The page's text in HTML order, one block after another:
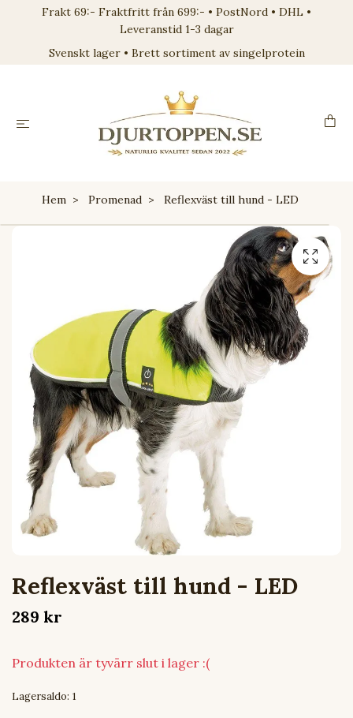
Frakt 69:- Fraktfritt från 699:- • PostNord • DHL •
Leveranstid 1-3 dagar
Svenskt lager • Brett sortiment av singelprotein
Hem Promenad Reflexväst till hund - LED
Reflexväst till hund - LED
289 kr
Produkten är tyvärr slut i lager :(
Lagersaldo: 1